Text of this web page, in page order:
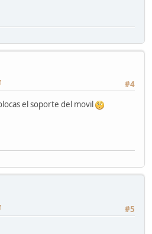
#4
el soporte del movil
#5